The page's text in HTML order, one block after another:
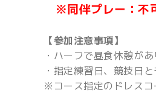
※同伴プレー：不
【参加注意事項】
・ハーフで昼食休憩があ
・指定練習日、競技日
※コース指定のドレスコ